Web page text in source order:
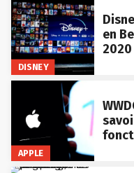
DISNEY
en
2020
APPLE